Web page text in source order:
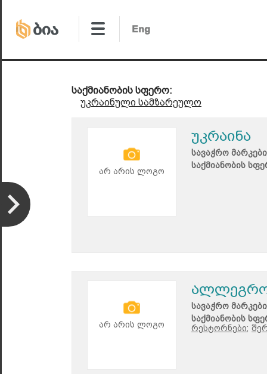
საქმიანობის სფერო:
უკრაინული სამზარეულო
არ არის ლოგო
უკრაინა
სავაჭრო
საქმიანობის
არ არის ლოგო
სავაჭრო
საქმიანობის
რესტორნები;